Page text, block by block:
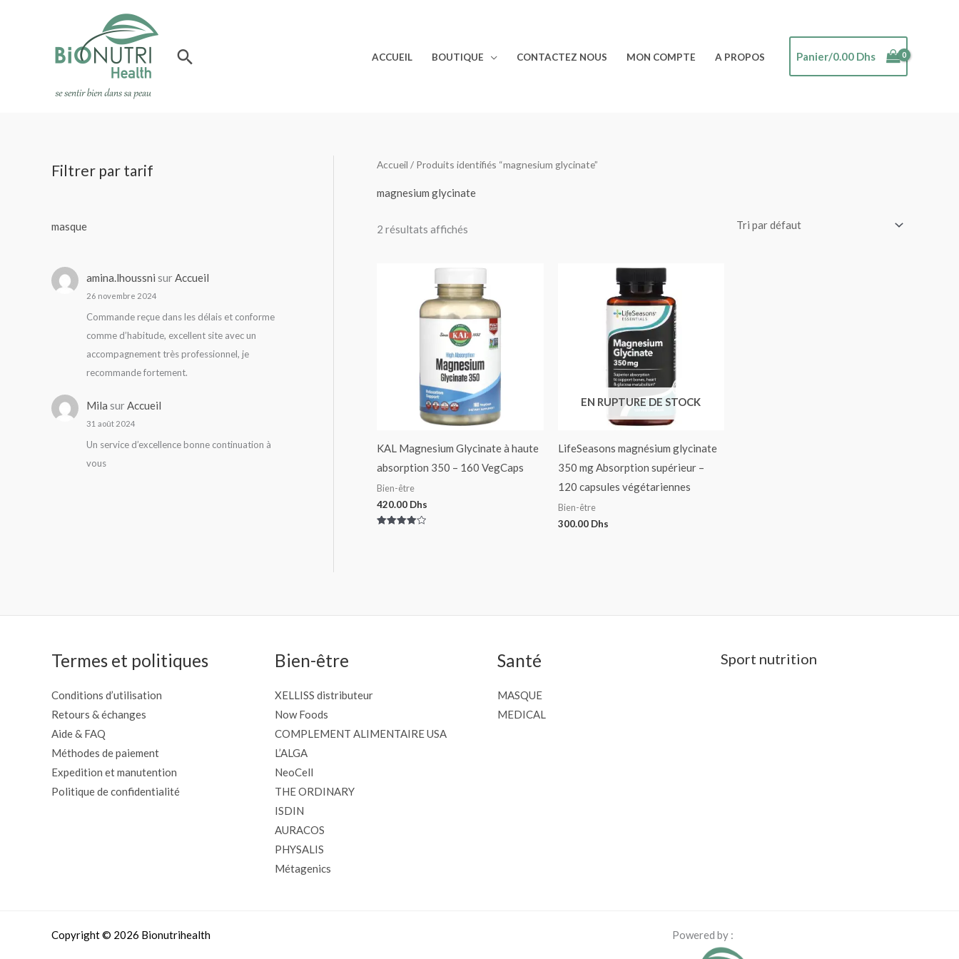
Rechercher ACCUEIL BOUTIQUE CONTACTEZ NOUS MON COMPTE A PROPOS Panier/0.00 Dhs
Filtrer par tarif
masque
amina.lhoussni surAccueil
26 novembre 2024
Commande reçue dans les délais et conforme
comme d’habitude, excellent site avec un
accompagnement très professionnel, je
recommande fortement.
Mila surAccueil
31 août 2024
Un service d’excellence bonne continuation à
vous
Accueil / Produits identifiés “magnesium glycinate”
magnesium glycinate
2 résultats affichés
KAL Magnesium Glycinate à haute
absorption 350 – 160 VegCaps
Bien-être
420.00 Dhs
EN RUPTURE DE STOCK
LifeSeasons magnésium glycinate
350 mg Absorption supérieur –
120 capsules végétariennes
Bien-être
300.00 Dhs
Termes et politiques
Conditions d’utilisation
Retours & échanges
Aide & FAQ
Méthodes de paiement
Expedition et manutention
Politique de confidentialité
Bien-être
XELLISS distributeur
Now Foods
COMPLEMENT ALIMENTAIRE USA
L’ALGA
NeoCell
THE ORDINARY
ISDIN
AURACOS
PHYSALIS
Métagenics
Santé
MASQUE
MEDICAL
Sport nutrition
Copyright © 2026 Bionutrihealth Powered by :